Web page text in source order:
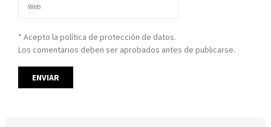
* Acepto la política de protección de datos.
Los comentarios deben ser aprobados antes de publicarse.